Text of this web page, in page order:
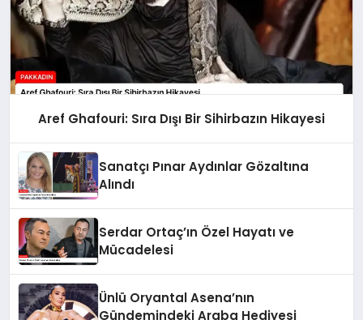
Aref Ghafouri: Sıra Dışı Bir Sihirbazın Hikayesi
Sanatçı Pınar Aydınlar Gözaltına
Alındı
Serdar Ortaç’ın Özel Hayatı ve
Mücadelesi
Ünlü Oryantal Asena’nın
Gündemindeki Araba Hediyesi